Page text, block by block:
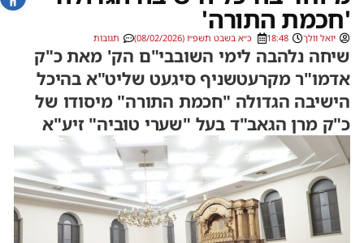
'חכמת התורה'
יואל וולך 18:48 כ״א בשבט תשפ״ו (08/02/2026) תגובות
שיחה נלהבה לימי השובבי"ם הק' מאת כ"ק
אדמו"ר מקרעטשניף סיגעט שליט"א בהיכל
הישיבה הגדולה "חכמת התורה" מיסודו של
כ"ק מרן הגאב"ד בעל "שערי טוביה" זיע"א